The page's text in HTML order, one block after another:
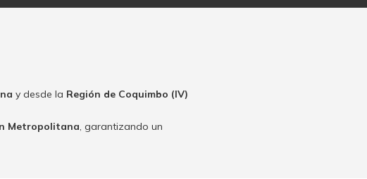
y desde la Región de Coquimbo (IV)
Metropolitana , garantizando un